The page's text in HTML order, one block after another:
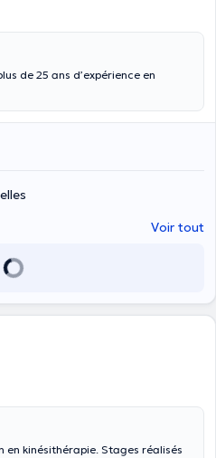
de 25 ans d’expérience en
Voir tout
kinésithérapie. Stages réalisés